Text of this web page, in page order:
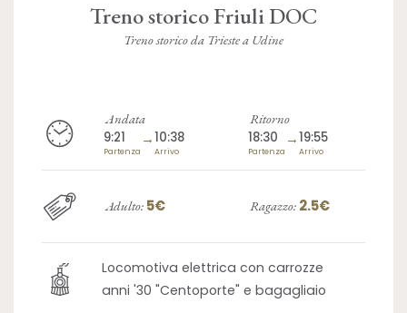
Treno storico Friuli DOC
Treno storico da Trieste a Udine
Andata
9:21
Partenza
→10:38
Arrivo
Ritorno
18:30
Partenza
→19:55
Arrivo
Adulto: 5€ Ragazzo: 2.5€
Locomotiva elettrica con carrozze
anni '30 "Centoporte" e bagagliaio